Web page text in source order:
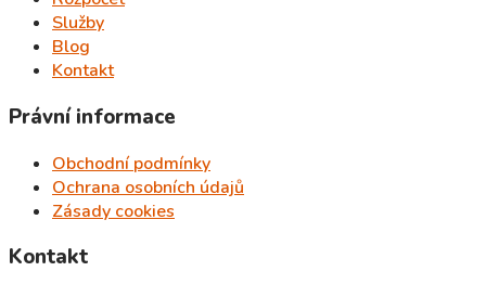
Služby
Blog
Kontakt
Právní informace
Obchodní podmínky
Ochrana osobních údajů
Zásady cookies
Kontakt